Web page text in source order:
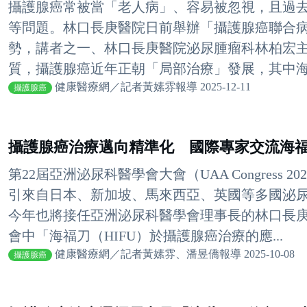
攝護腺癌常被當「老人病」、容易被忽視，且過
等問題。林口長庚醫院日前舉辦「攝護腺癌聯合
勢，講者之一、林口長庚醫院泌尿腫瘤科林柏宏
質，攝護腺癌近年正朝「局部治療」發展，其中
攝護腺癌 健康醫療網／記者黃嫊雰報導 2025-12-11
攝護腺癌治療邁向精準化 國際專家交流海
第22屆亞洲泌尿科醫學會大會（UAA Congress
引來自日本、新加坡、馬來西亞、英國等多國泌
今年也將接任亞洲泌尿科醫學會理事長的林口長
會中「海福刀（HIFU）於攝護腺癌治療的應...
攝護腺癌 健康醫療網／記者黃嫊雰、潘昱僑報導 2025-10-08